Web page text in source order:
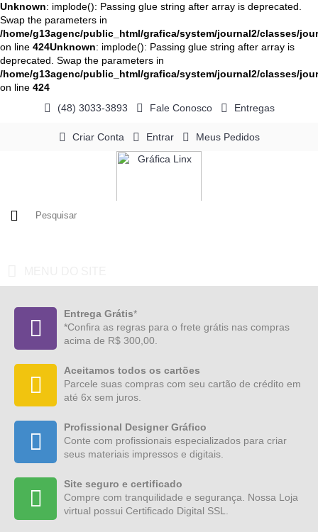
Unknown: implode(): Passing glue string after array is deprecated.
Swap the parameters in
/home/g13agenc/public_html/grafica/system/journal2/classes/
on line 424Unknown: implode(): Passing glue string after array is
deprecated. Swap the parameters in
/home/g13agenc/public_html/grafica/system/journal2/classes/
on line 424
(48) 3033-3893
Fale Conosco Entregas
Criar Conta Entrar Meus Pedidos
Entrega Grátis*
*Confira as regras para o frete grátis nas compras
acima de R$ 300,00.
Aceitamos todos os cartões
Parcele suas compras com seu cartão de crédito em
até 6x sem juros.
Profissional Designer Gráfico
Conte com profissionais especializados para criar
seus materiais impressos e digitais.
Site seguro e certificado
Compre com tranquilidade e segurança. Nossa Loja
virtual possui Certificado Digital SSL.